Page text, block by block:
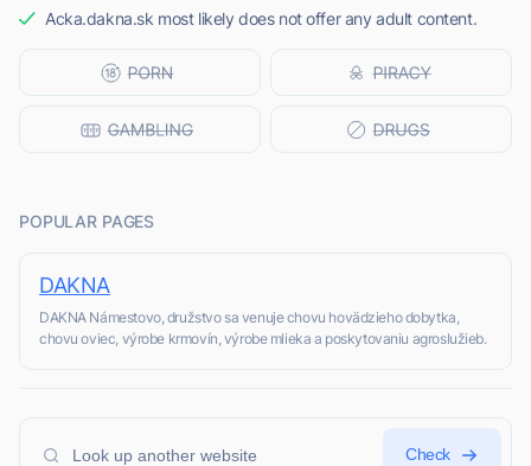
Acka.dakna.sk most likely does not offer any adult content.
POPULAR PAGES
DAKNA
DAKNA Námestovo, družstvo sa venuje chovu hovädzieho dobytka,
chovu oviec, výrobe krmovín, výrobe mlieka a poskytovaniu agroslužieb.
Check